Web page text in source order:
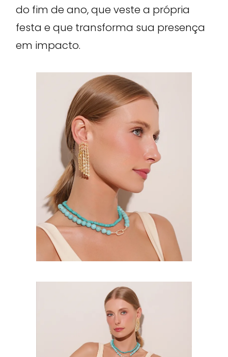
do fim de ano, que veste a própria
festa e que transforma sua presença
em impacto.